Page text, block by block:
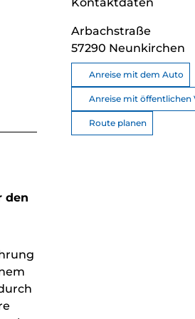
den
Arbachstraße
57290 Neunkirchen
Anreise mit dem Auto
Anreise mit öffentlichen
Route planen